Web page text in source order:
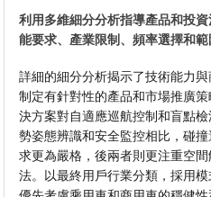
利用多維細分分析指導產品和投
能要求、產業限制、頻率選擇和範
詳細的細分分析揭示了技術能力
制定有針對性的產品和市場推廣
決方案對自適應巡航控制和盲點
勢姿態辨識和安全監控相比，碰
求更為嚴格，後兩者則更注重空
法。以最終用戶行業分類，採用